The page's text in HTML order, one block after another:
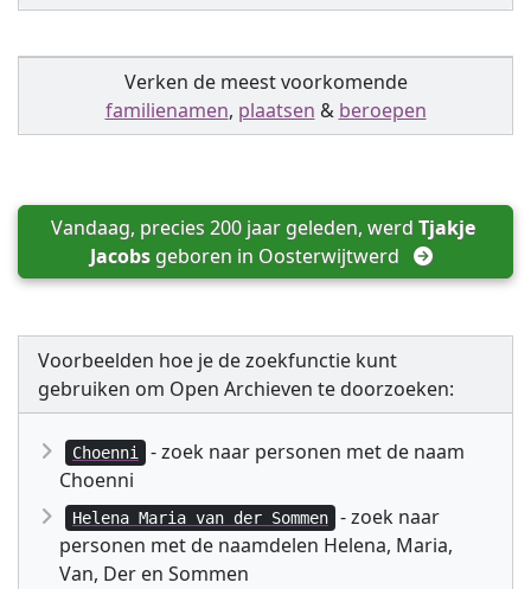
Verken de meest voorkomende
familienamen, plaatsen & beroepen
Vandaag, precies 200 jaar geleden, werd Tjakje
Jacobs geboren in Oosterwijtwerd
Voorbeelden hoe je de zoekfunctie kunt
gebruiken om Open Archieven te doorzoeken:
Choenni
- zoek naar personen met de naam
Choenni
Helena Maria van der Sommen
- zoek naar
personen met de naamdelen Helena, Maria,
Van, Der en Sommen